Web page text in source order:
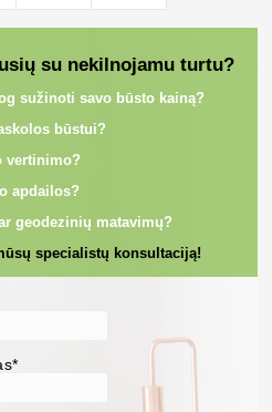
su nekilnojamu turtu?
sužinoti savo būsto kainą?
būstui?
vertinimo?
apdailos?
geodezinių matavimų?
specialistų konsultaciją!